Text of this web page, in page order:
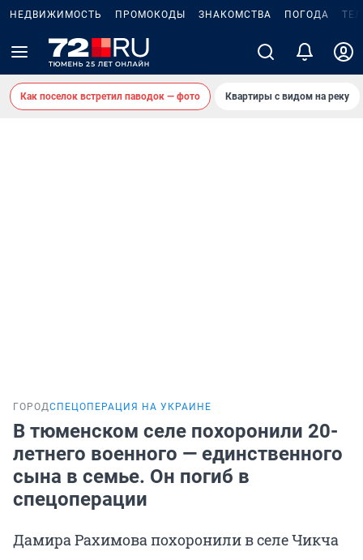
НЕДВИЖИМОСТЬ ПРОМОКОДЫ ЗНАКОМСТВА ПОГОДА
Как поселок встретил паводок — фото Квартиры с видом на реку
ГОРОДСПЕЦОПЕРАЦИЯ НА УКРАИНЕ
В тюменском селе похоронили 20-
летнего военного — единственного
сына в семье. Он погиб в
спецоперации
Дамира Рахимова похоронили в селе Чикча